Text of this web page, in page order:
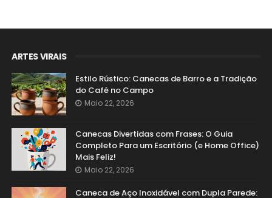
ARTES VIRAIS
Estilo Rústico: Canecas de Barro e a Tradição
do Café no Campo
Maio 22, 2026
Canecas Divertidas com Frases: O Guia
Completo Para um Escritório (e Home Office)
Mais Feliz!
Maio 22, 2026
Caneca de Aço Inoxidável com Dupla Parede: